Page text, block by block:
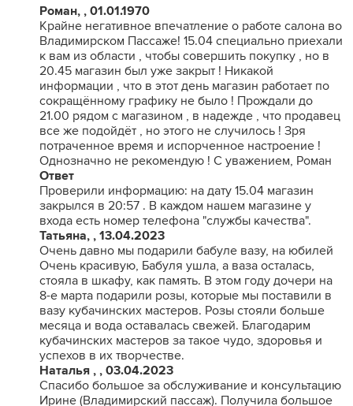
Роман, , 01.01.1970
Крайне негативное впечатление о работе салона во
Владимирском Пассаже! 15.04 специально приехали
к вам из области , чтобы совершить покупку , но в
20.45 магазин был уже закрыт ! Никакой
информации , что в этот день магазин работает по
сокращённому графику не было ! Прождали до
21.00 рядом с магазином , в надежде , что продавец
все же подойдёт , но этого не случилось ! Зря
потраченное время и испорченное настроение !
Однозначно не рекомендую ! С уважением, Роман
Ответ
Проверили информацию: на дату 15.04 магазин
закрылся в 20:57 . В каждом нашем магазине у
входа есть номер телефона "службы качества".
Татьяна, , 13.04.2023
Очень давно мы подарили бабуле вазу, на юбилей
Очень красивую, Бабуля ушла, а ваза осталась,
стояла в шкафу, как память. В этом году дочери на
8-е марта подарили розы, которые мы поставили в
вазу кубачинских мастеров. Розы стояли больше
месяца и вода оставалась свежей. Благодарим
кубачинских мастеров за такое чудо, здоровья и
успехов в их творчестве.
Наталья , , 03.04.2023
Спасибо большое за обслуживание и консультацию
Ирине (Владимирский пассаж). Получила большое